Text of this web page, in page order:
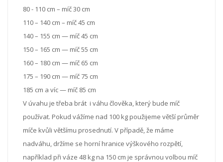
80 - 110 cm – míč 30 cm
110 – 140 cm – míč 45 cm
140 – 155 cm — míč 45 cm
150 – 165 cm — míč 55 cm
160 – 180 cm — míč 65 cm
175 – 190 cm — míč 75 cm
185 cm a víc — míč 85 cm
V úvahu je třeba brát i váhu člověka, který bude míč
používat. Pokud vážíme nad 100 kg použijeme větší průměr
míče kvůli většímu prosednutí. V případě, že máme
nadváhu, držíme se horní hranice výškového rozpětí,
například při váze 48 kg na 150 cm je správnou volbou míč